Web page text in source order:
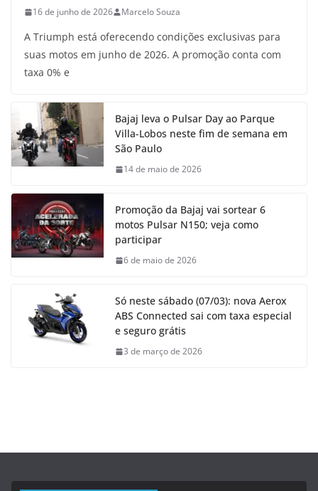
16 de junho de 2026 Marcelo Souza
A Triumph está oferecendo condições exclusivas para
suas motos em junho de 2026. A promoção conta com
taxa 0% e
Bajaj leva o Pulsar Day ao Parque
Villa-Lobos neste fim de semana em
São Paulo
14 de maio de 2026
Promoção da Bajaj vai sortear 6
motos Pulsar N150; veja como
participar
6 de maio de 2026
Só neste sábado (07/03): nova Aerox
ABS Connected sai com taxa especial
e seguro grátis
3 de março de 2026